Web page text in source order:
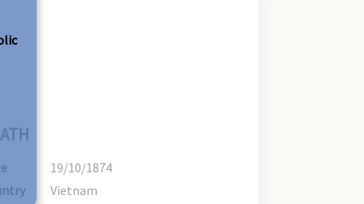
19/10/1874
Vietnam